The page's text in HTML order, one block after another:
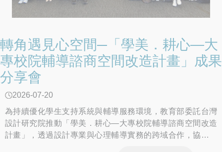
轉角遇見心空間─「學美．耕心—大
專校院輔導諮商空間改造計畫」成果
分享會
2026-07-20
為持續優化學生支持系統與輔導服務環境，教育部委託台灣
設計研究院推動「學美．耕心—大專校院輔導諮商空間改造
計畫」，透過設計專業與心理輔導實務的跨域合作，協助大